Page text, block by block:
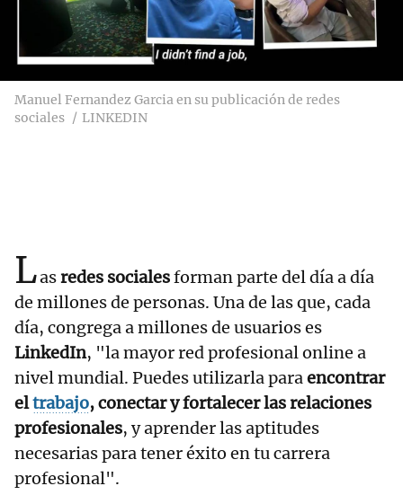
Manuel Fernandez Garcia en su publicación de redes
sociales
LINKEDIN
Lasredes socialesforman parte del día a día
de millones de personas. Una de las que, cada
día, congrega a millones de usuarios es
LinkedIn, "la mayor red profesional online a
nivel mundial. Puedes utilizarla paraencontrar
eltrabajo, conectar y fortalecer las relaciones
profesionales, y aprender las aptitudes
necesarias para tener éxito en tu carrera
profesional".